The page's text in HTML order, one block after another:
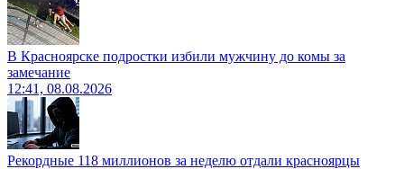
В Красноярске подростки избили мужчину до комы за
замечание
12:41, 08.08.2026
Рекордные 118 миллионов за неделю отдали красноярцы